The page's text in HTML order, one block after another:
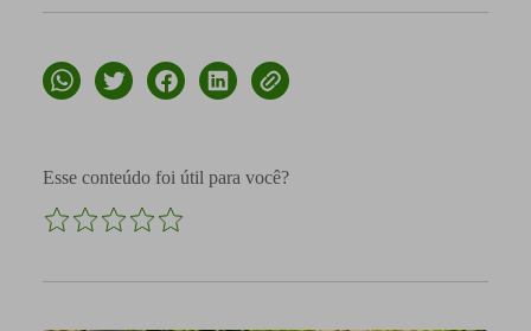
Esse conteúdo foi útil para você?